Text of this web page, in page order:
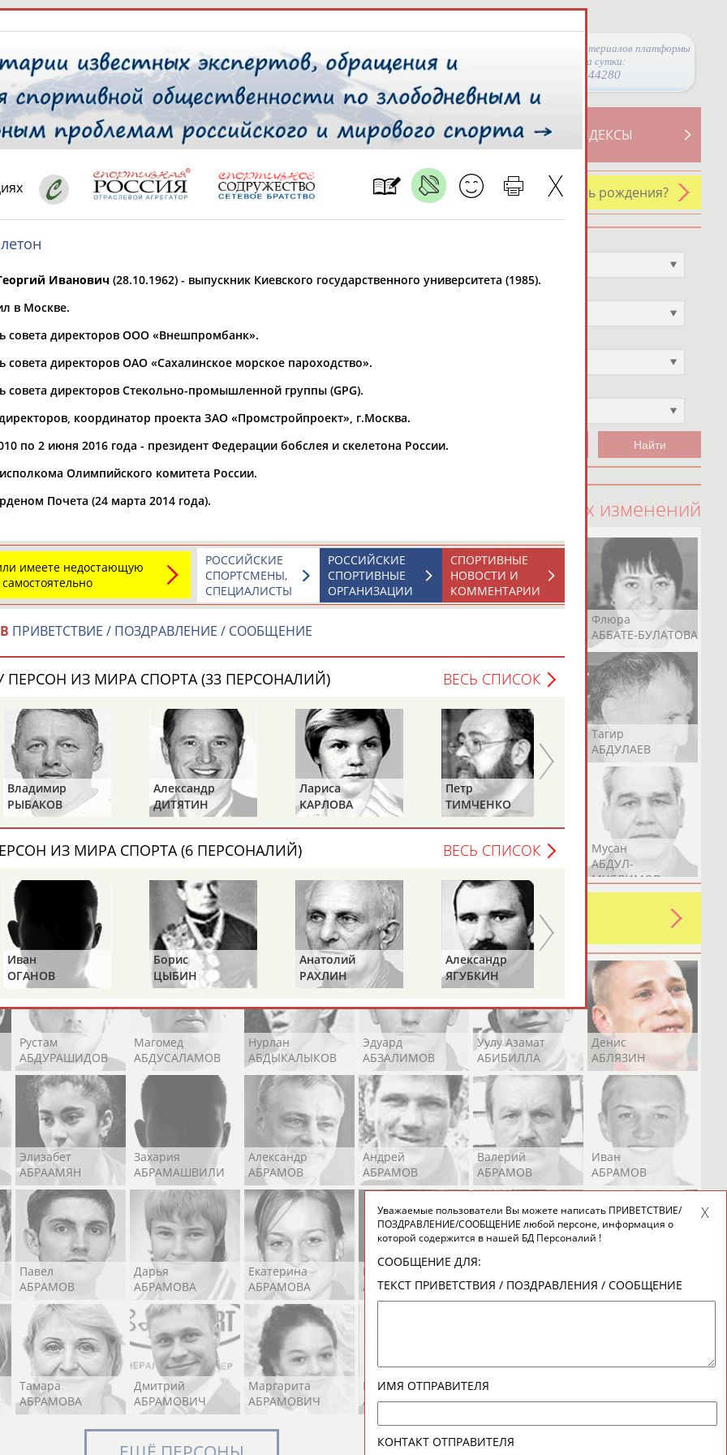
Просмотры материалов платформы
за сутки:
44280
СВОДНЫЕ ИНДЕКСЫ
ТАБЛО АКТИВНОСТИ
РЕСУРСНАЯ ПЛОЩАДКА
У кого сегодня день рождения?
регион*
* для действующих спортсменов
проживания
рождения
чч мм год
100 последних изменений
АБАЛАКИНА
АБАРЕНОВ
АБАСОВА
Флюра
АББАТЕ-БУЛАТОВА
Каримжан
АБДРАХМАНОВ
Аделя
АБДРАХМАНОВА
АБДУВАЛИЕВ
Герман
АБДУЛАЕВ
Рамазан
АБДУЛАЕВ
Тагир
АБДУЛАЕВ
Абдула
Магомед
АБДУЛКАГИРОВ
Назир
АБДУЛЛАЕВ
Эмиль
Мусан
АБДУЛ-
МУСЛИМОВ
спортсмене, тренере, специалисте или исправить какую-либо ошибку в уже
Герои спорта - это одни из главных патриотов своей страны!
Рустам
АБДУРАШИДОВ
Магомед
АБДУСАЛАМОВ
Нурлан
АБДЫКАЛЫКОВ
Эдуард
АБЗАЛИМОВ
Уулу Азамат
АБИБИЛЛА
Денис
АБЛЯЗИН
Элизабет
АБРААМЯН
Захария
АБРАМАШВИЛИ
Александр
АБРАМОВ
Андрей
АБРАМОВ
Валерий
АБРАМОВ
Иван
АБРАМОВ
Павел
АБРАМОВ
Дарья
АБРАМОВА
Екатерина
АБРАМОВА
Екатерина
АБРАМОВА
Ирина
АБРАМОВА
АБРАМОВА
Тамара
АБРАМОВА
Дмитрий
АБРАМОВИЧ
Маргарита
АБРАМОВИЧ
Иракли
АБРАМЯН
Осеп
АБРАМЯН
АБРАРОВ
Иванович (28.10.1962) - выпускник Киевского государственного университета (1985).
в Москве.
совета директоров ООО «Внешпромбанк».
совета директоров ОАО «Сахалинское морское пароходство».
совета директоров Стекольно-промышленной группы (GPG).
координатор проекта ЗАО «Промстройпроект», г.Москва.
по 2 июня 2016 года - президент Федерации бобслея и скелетона России.
Олимпийского комитета России.
Почета (24 марта 2014 года).
имеете недостающую
СПОРТИВНЫЕ
НОВОСТИ И
КОММЕНТАРИИ
РОССИЙСКИЕ
СПОРТИВНЫЕ
ОРГАНИЗАЦИИ
РОССИЙСКИЕ
СПОРТСМЕНЫ,
СПЕЦИАЛИСТЫ
ПРИВЕТСТВИЕ / ПОЗДРАВЛЕНИЕ / СООБЩЕНИЕ
ПЕРСОН ИЗ МИРА СПОРТА (33 ПЕРСОНАЛИЙ) ВЕСЬ СПИСОК
Владимир
РЫБАКОВ
Александр
ДИТЯТИН
Лариса
КАРЛОВА
Петр
ТИМЧЕНКО
Елена
ДАВЫДОВА
ИЗ МИРА СПОРТА (6 ПЕРСОНАЛИЙ) ВЕСЬ СПИСОК
Иван
ОГАНОВ
Борис
ЦЫБИН
Анатолий
РАХЛИН
Александр
ЯГУБКИН
Геннадий
ТУРЕЦКИЙ
Уважаемые пользователи Вы можете написать ПРИВЕТСТВИЕ/
ПОЗДРАВЛЕНИЕ/СООБЩЕНИЕ любой персоне, информация о
которой содержится в нашей БД Персоналий !
СООБЩЕНИЕ ДЛЯ:
ТЕКСТ ПРИВЕТСТВИЯ / ПОЗДРАВЛЕНИЯ / СООБЩЕНИЕ
ИМЯ ОТПРАВИТЕЛЯ
КОНТАКТ ОТПРАВИТЕЛЯ